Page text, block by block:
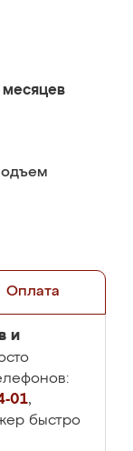
месяцев
Оплата
и
01,
быстро